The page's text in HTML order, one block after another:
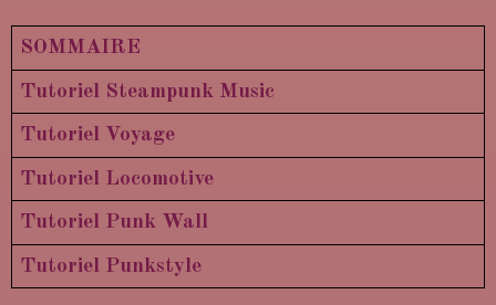
SOMMAIRE
Tutoriel Steampunk Music
Tutoriel Voyage
Tutoriel Locomotive
Tutoriel Punk Wall
Tutoriel Punkstyle